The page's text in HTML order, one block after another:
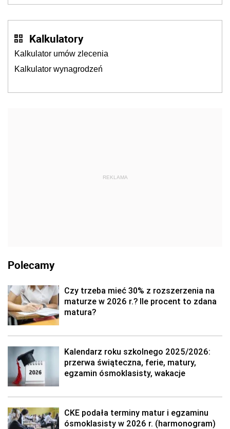
Kalkulatory
Kalkulator umów zlecenia
Kalkulator wynagrodzeń
REKLAMA
Polecamy
Czy trzeba mieć 30% z rozszerzenia na
maturze w 2026 r.? Ile procent to zdana
matura?
Kalendarz roku szkolnego 2025/2026:
przerwa świąteczna, ferie, matury,
egzamin ósmoklasisty, wakacje
CKE podała terminy matur i egzaminu
ósmoklasisty w 2026 r. (harmonogram)